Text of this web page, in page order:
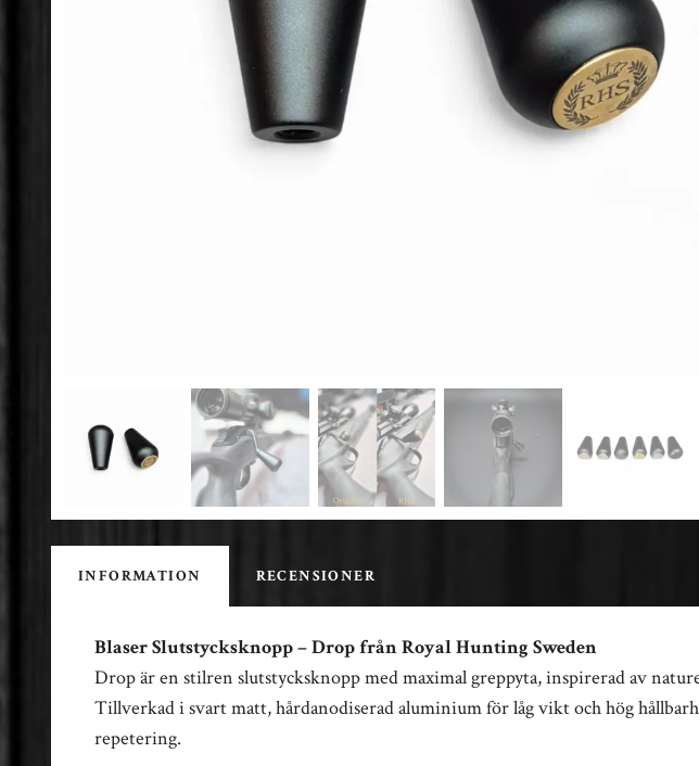
INFORMATION RECENSIONER
Blaser Slutstycksknopp – Drop från Royal Hunting Sweden
Drop är en stilren slutstycksknopp med maximal greppyta, inspirerad av
Tillverkad i svart matt, hårdanodiserad aluminium för låg vikt och hög
repetering.